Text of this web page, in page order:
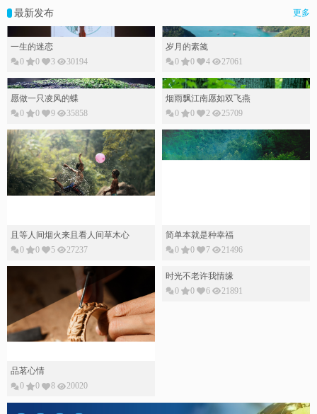
最新发布 更多
一生的迷恋
0
0 3 30194
岁月的素䇳
0
0 4 27061
愿做一只凌风的蝶
0
0 9 35858
烟雨飘江南愿如双飞燕
0
0 2 25709
且等人间烟火来且看人间草木心
0
0 5 27237
简单本就是种幸福
0
0 7 21496
品茗心情
0
0 8 20020
时光不老许我情缘